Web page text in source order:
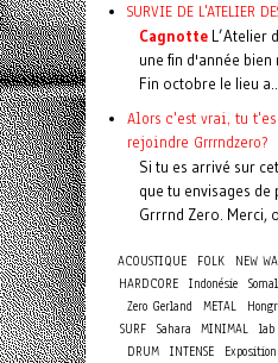
SURVIE DE L'ATELIER
Cagnotte L’Atelier
une fin d'année
Fin octobre le lieu a...
Alors c'est vrai, tu
rejoindre Grrrndzero?
Si tu es arrivé sur
que tu envisages de
Grrrnd Zero. Merci,
ACOUSTIQUE FOLK NEW
HARDCORE Indonésie
Zero Gerland
METAL
SURF
Sahara MINIMAL lab
DRUM INTENSE Exposition